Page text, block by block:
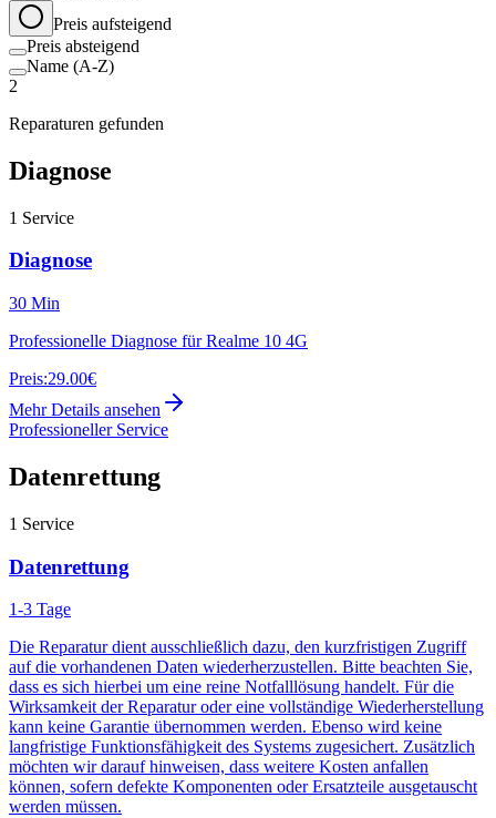
Preis aufsteigend
Preis absteigend
Name (A-Z)
2
Reparaturen gefunden
Diagnose
1 Service
Diagnose
30 Min
Professionelle Diagnose für Realme 10 4G
Preis:29.00€
Mehr Details ansehen
Professioneller Service
Datenrettung
1 Service
Datenrettung
1-3 Tage
Die Reparatur dient ausschließlich dazu, den kurzfristigen Zugriff
auf die vorhandenen Daten wiederherzustellen. Bitte beachten Sie,
dass es sich hierbei um eine reine Notfalllösung handelt. Für die
Wirksamkeit der Reparatur oder eine vollständige Wiederherstellung
kann keine Garantie übernommen werden. Ebenso wird keine
langfristige Funktionsfähigkeit des Systems zugesichert. Zusätzlich
möchten wir darauf hinweisen, dass weitere Kosten anfallen
können, sofern defekte Komponenten oder Ersatzteile ausgetauscht
werden müssen.